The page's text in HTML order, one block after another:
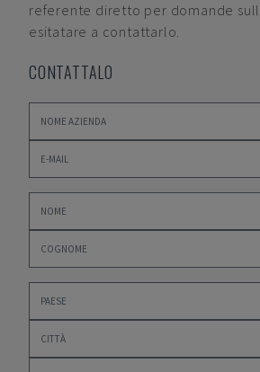
referente diretto per domande
esitatare a contattarlo.
CONTATTALO